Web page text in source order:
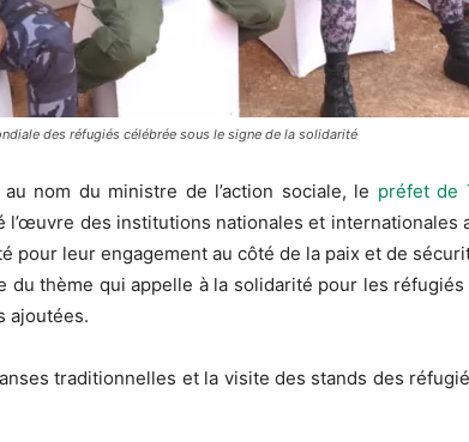
des réfugiés célébrée sous le signe de la solidarité
nom du ministre de l’action sociale, le préfet de
l’œuvre des institutions nationales et internationales
pour leur engagement au côté de la paix et de
du thème qui appelle à la solidarité pour les
ajoutées.
traditionnelles et la visite des stands des